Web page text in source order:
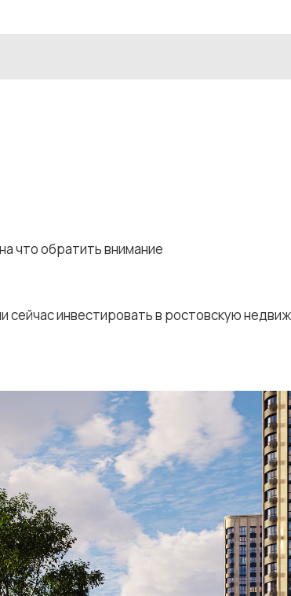
что обратить внимание
сейчас инвестировать в ростовскую